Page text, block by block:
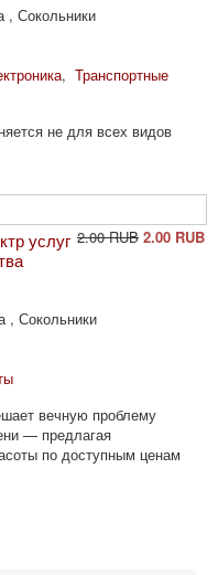
, Сокольники
, Транспортные
не для всех видов
2.00 RUB 2.00 RUB
услуг
, Сокольники
вечную проблему
— предлагая
по доступным ценам